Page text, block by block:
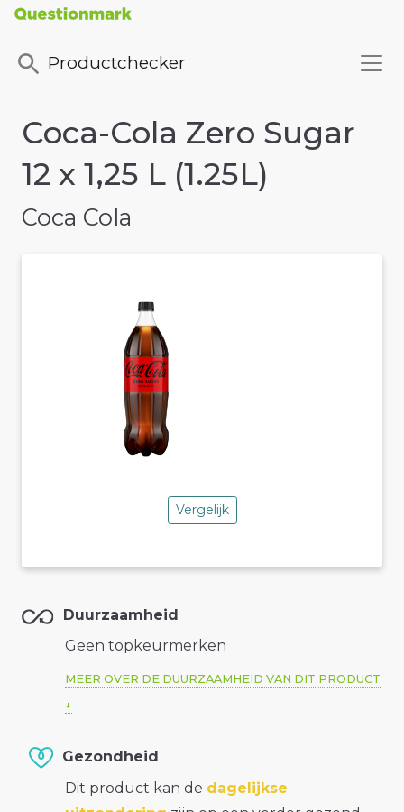
Productchecker
Coca-Cola Zero Sugar
12 x 1,25 L (1.25L)
Coca Cola
Vergelijk
Duurzaamheid
Geen topkeurmerken
MEER OVER DE DUURZAAMHEID VAN DIT PRODUCT
Gezondheid
Dit product kan de dagelijkse